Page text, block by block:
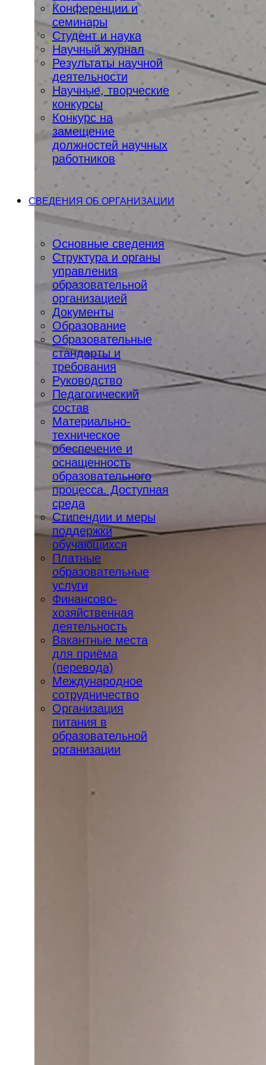
Конференции и
семинары
Студент и наука
Научный журнал
Результаты научной
деятельности
Научные, творческие
конкурсы
Конкурс на
замещение
должностей научных
работников
СВЕДЕНИЯ ОБ ОРГАНИЗАЦИИ
Основные сведения
Структура и органы
управления
образовательной
организацией
Документы
Образование
Образовательные
стандарты и
требования
Руководство
Педагогический
состав
Материально-
техническое
обеспечение и
оснащенность
образовательного
процесса. Доступная
среда
Стипендии и меры
поддержки
обучающихся
Платные
образовательные
услуги
Финансово-
хозяйственная
деятельность
Вакантные места
для приёма
(перевода)
Международное
сотрудничество
Организация
питания в
образовательной
организации